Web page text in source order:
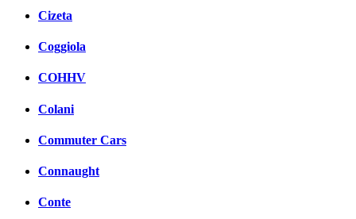
Cizeta
Coggiola
COHHV
Colani
Commuter Cars
Connaught
Conte